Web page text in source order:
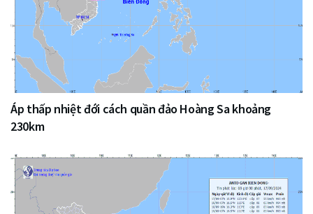
Áp thấp nhiệt đới cách quần đảo Hoàng Sa khoảng
230km